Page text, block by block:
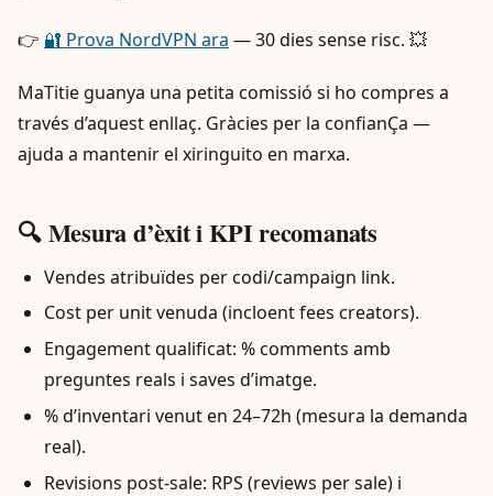
👉 🔐 Prova NordVPN ara — 30 dies sense risc. 💥
MaTitie guanya una petita comissió si ho compres a
través d’aquest enllaç. Gràcies per la confianÇa —
ajuda a mantenir el xiringuito en marxa.
🔍 Mesura d’èxit i KPI recomanats
Vendes atribuïdes per codi/campaign link.
Cost per unit venuda (incloent fees creators).
Engagement qualificat: % comments amb
preguntes reals i saves d’imatge.
% d’inventari venut en 24–72h (mesura la demanda
real).
Revisions post-sale: RPS (reviews per sale) i